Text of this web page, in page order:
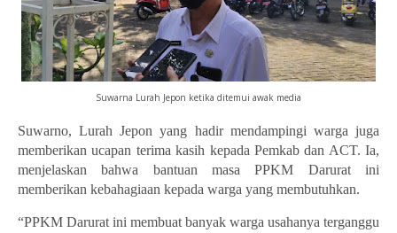
Suwarna Lurah Jepon ketika ditemui awak media
Suwarno, Lurah Jepon yang hadir mendampingi warga juga
memberikan ucapan terima kasih kepada Pemkab dan ACT. Ia,
menjelaskan bahwa bantuan masa PPKM Darurat ini
memberikan kebahagiaan kepada warga yang membutuhkan.
“PPKM Darurat ini membuat banyak warga usahanya terganggu